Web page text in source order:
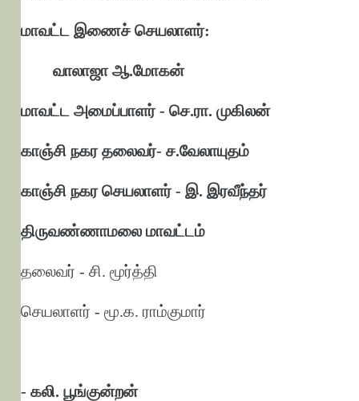
மாவட்ட இணைச் செயலாளர்:
வாலாஜா ஆ.மோகன்
மாவட்ட அமைப்பாளர் - செ.ரா. முகிலன்
காஞ்சி நகர தலைவர்- ச.வேலாயுதம்
காஞ்சி நகர செயலாளர் - இ. இரவீந்தர்
திருவண்ணாமலை மாவட்டம்
தலைவர் - சி. மூர்த்தி
செயலாளர் - மூ.க. ராம்குமார்
- கலி. பூங்குன்றன்